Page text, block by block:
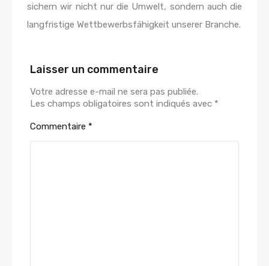
sichern wir nicht nur die Umwelt, sondern auch die
langfristige Wettbewerbsfähigkeit unserer Branche.
Laisser un commentaire
Votre adresse e-mail ne sera pas publiée.
Les champs obligatoires sont indiqués avec *
Commentaire *